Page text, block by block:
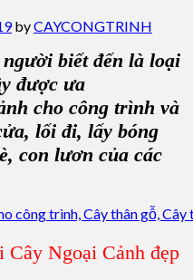
byCAYCONGTRINH
biết đến là loại
được ưa
cho công trình và
lối đi, lấy bóng
con lươn của các
Ngoại Cảnh đẹp